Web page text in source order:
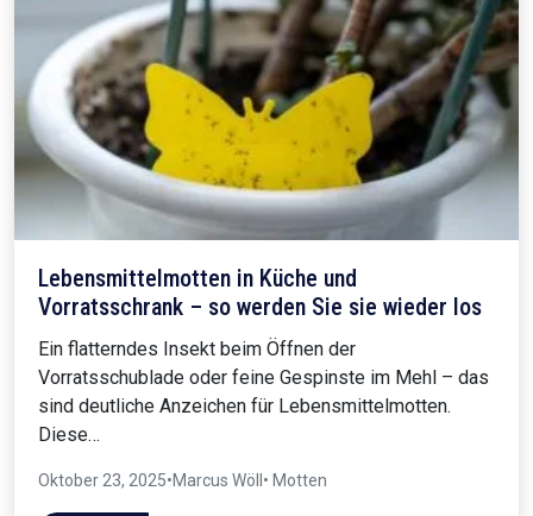
Lebensmittelmotten in Küche und
Vorratsschrank – so werden Sie sie wieder los
Ein flatterndes Insekt beim Öffnen der
Vorratsschublade oder feine Gespinste im Mehl – das
sind deutliche Anzeichen für Lebensmittelmotten.
Diese…
Oktober 23, 2025•Marcus Wöll • Motten